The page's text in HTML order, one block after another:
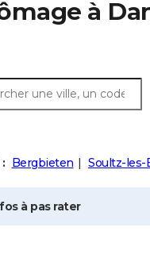
à
Bergbieten Soultz-les-
à pas rater